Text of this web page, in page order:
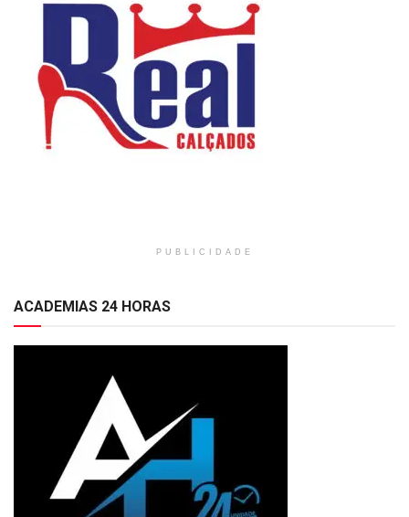
PUBLICIDADE
ACADEMIAS 24 HORAS